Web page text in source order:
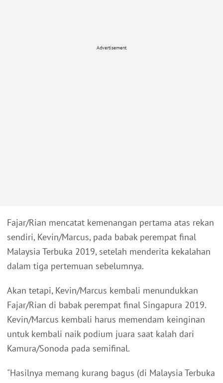
Advertisement
Fajar/Rian mencatat kemenangan pertama atas rekan
sendiri, Kevin/Marcus, pada babak perempat final
Malaysia Terbuka 2019, setelah menderita kekalahan
dalam tiga pertemuan sebelumnya.
Akan tetapi, Kevin/Marcus kembali menundukkan
Fajar/Rian di babak perempat final Singapura 2019.
Kevin/Marcus kembali harus memendam keinginan
untuk kembali naik podium juara saat kalah dari
Kamura/Sonoda pada semifinal.
"Hasilnya memang kurang bagus (di Malaysia Terbuka